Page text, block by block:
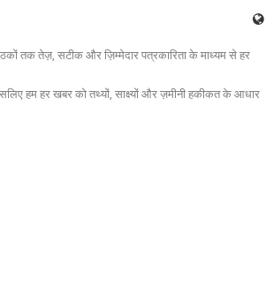
तक तेज़, सटीक और ज़िम्मेदार पत्रकारिता के माध्यम से हर
हम हर खबर को तथ्यों, साक्ष्यों और ज़मीनी हकीकत के आधार